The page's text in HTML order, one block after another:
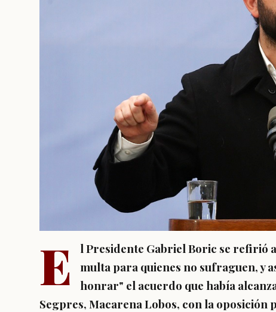
E
l Presidente Gabriel Boric se refirió
multa para quienes no sufraguen, y
honrar" el acuerdo que había
Segpres, Macarena Lobos, con la